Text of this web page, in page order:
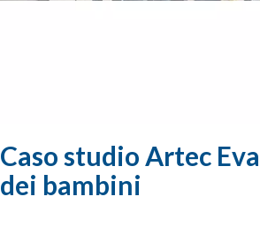
Caso studio Artec
dei bambini